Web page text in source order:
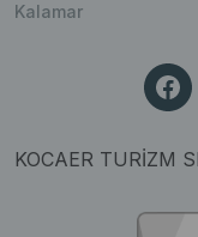
Kalamar
KOCAER TURİZM